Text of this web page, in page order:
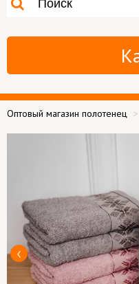
Оптовый магазин полотенец